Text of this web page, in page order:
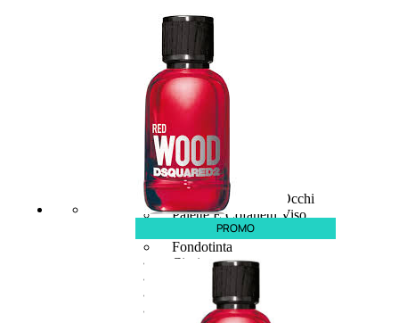
MAKE UP
Base/ Primer Occhi
Base/ Primer Viso
Palette E Cofanetti Occhi
Palette E Cofanetti Viso
Palette E Cofanetti Labbra
Fondotinta
Cipria
Terre Abbronzanti
Illuminante Viso
PROMO